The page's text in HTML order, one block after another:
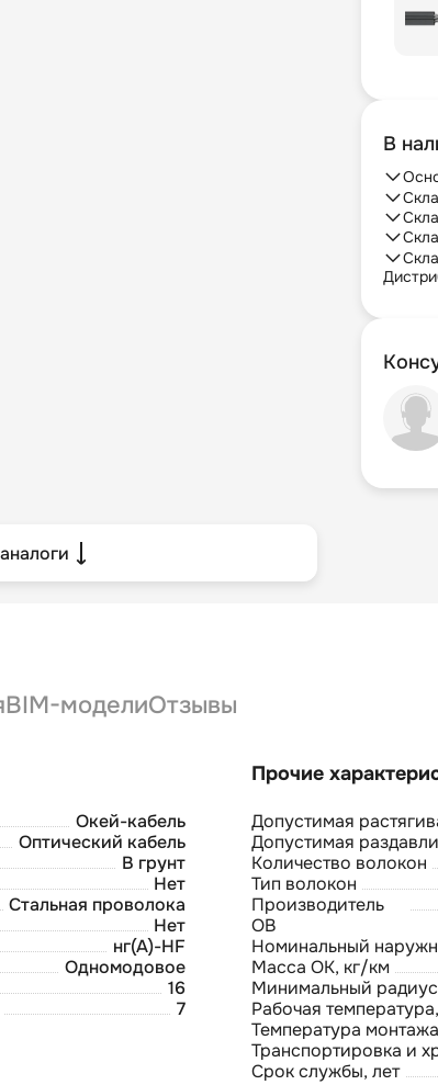
В
BIM-моделиОтзывы
Окей-кабель
Оптический кабель
В грунт
Нет
Стальная проволока
Нет
нг(А)-HF
Одномодовое
16
7
Допустимая
Допустимая
Количество волокон
Тип волокон
Производитель
ОВ
Номинальный
Масса ОК, кг/км
Минимальный
Рабочая
Температура
Транспортировка и
Срок службы, лет